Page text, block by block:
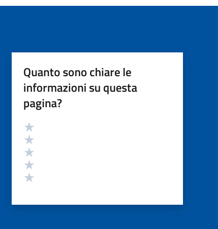
Quanto sono chiare le
informazioni su questa
pagina?
Valutazione